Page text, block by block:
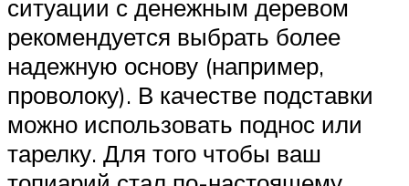
ситуации с денежным деревом
рекомендуется выбрать более
надежную основу (например,
проволоку). В качестве подставки
можно использовать поднос или
тарелку. Для того чтобы ваш